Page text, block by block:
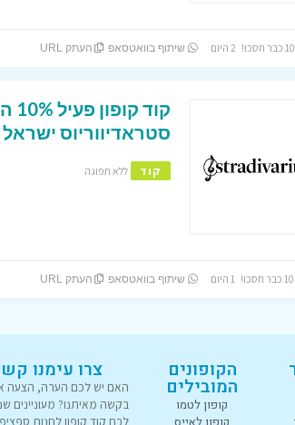
שיתוף בוואטסאפ העתק URL
סטראדיווריוס ישראל
קוד ללא תפוגה
שיתוף בוואטסאפ העתק URL
הקופונים
המובילים
קופון לטמו
צרו עימנו
האם יש לכם הערה, הצעה
בקשה מאיתנו? מעוניינים
לכם קוד קופון לחנות